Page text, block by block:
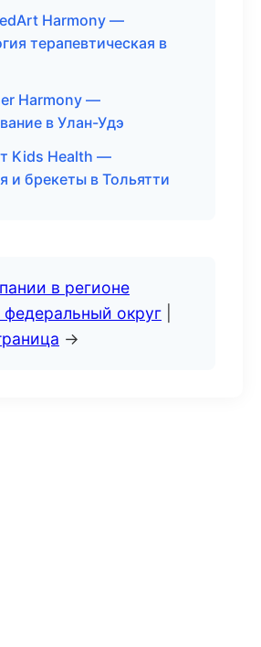
Harmony —
терапевтическая в
Harmony —
в Улан-Удэ
Kids Health —
и брекеты в Тольятти
в регионе
федеральный округ
→